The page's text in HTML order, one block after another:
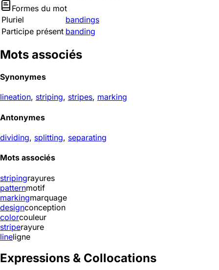
Formes du mot
Pluriel
bandings
Participe présent banding
Mots associés
Synonymes
lineation, striping, stripes, marking
Antonymes
dividing, splitting, separating
Mots associés
stripingrayures
patternmotif
markingmarquage
designconception
colorcouleur
striperayure
lineligne
Expressions & Collocations